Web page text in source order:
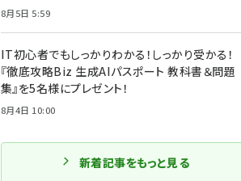
8月5日 5:59
IT初心者でもしっかりわかる！しっかり受かる！
『徹底攻略Biz 生成AIパスポート 教科書＆問題
集』を5名様にプレゼント！
8月4日 10:00
新着記事をもっと見る